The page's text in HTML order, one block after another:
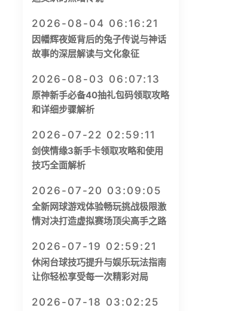
2026-08-04 06:16:21
因幡辉夜姬背后的兔子传说与神话
故事的深层解读与文化象征
2026-08-03 06:07:13
原神新手必备40抽礼包码领取攻略
和详细步骤解析
2026-07-22 02:59:11
剑侠情缘3新手卡领取攻略和使用
技巧全面解析
2026-07-20 03:09:05
全新网球游戏体验畅玩挑战极限激
情对决打造虚拟赛场顶尖高手之路
2026-07-19 02:59:21
休闲台球技巧提升与娱乐玩法指南
让你轻松享受每一次精彩对局
2026-07-18 03:02:25